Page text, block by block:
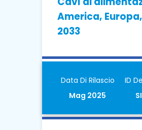
America,
2033
Data Di Rilascio
Mag 2025
ID